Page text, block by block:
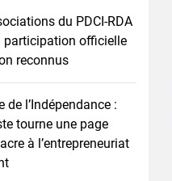
du PDCI-RDA
participation officielle
reconnus
de l’Indépendance :
tourne une page
à l’entrepreneuriat